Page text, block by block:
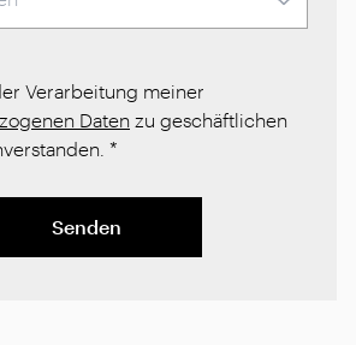
Verarbeitung meiner
Daten zu geschäftlichen
*
Senden